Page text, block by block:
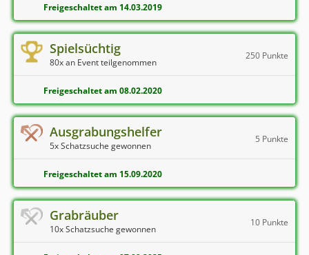
Freigeschaltet am 14.03.2019
Spielsüchtig
80x an Event teilgenommen
250 Punkte
Freigeschaltet am 08.02.2020
Ausgrabungshelfer
5x Schatzsuche gewonnen
5 Punkte
Freigeschaltet am 15.09.2020
Grabräuber
10x Schatzsuche gewonnen
10 Punkte